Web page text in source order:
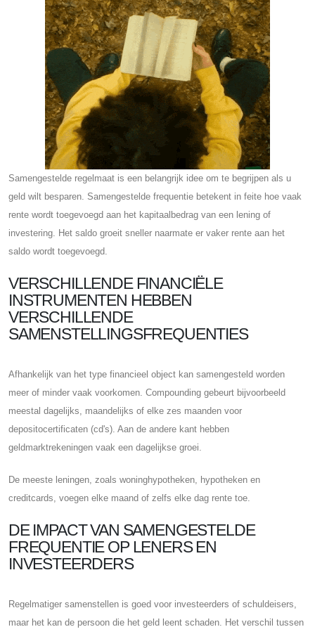
Samengestelde regelmaat is een belangrijk idee om te begrijpen als u
geld wilt besparen. Samengestelde frequentie betekent in feite hoe vaak
rente wordt toegevoegd aan het kapitaalbedrag van een lening of
investering. Het saldo groeit sneller naarmate er vaker rente aan het
saldo wordt toegevoegd.
VERSCHILLENDE FINANCIËLE
INSTRUMENTEN HEBBEN
VERSCHILLENDE
SAMENSTELLINGSFREQUENTIES
Afhankelijk van het type financieel object kan samengesteld worden
meer of minder vaak voorkomen. Compounding gebeurt bijvoorbeeld
meestal dagelijks, maandelijks of elke zes maanden voor
depositocertificaten (cd's). Aan de andere kant hebben
geldmarktrekeningen vaak een dagelijkse groei.
De meeste leningen, zoals woninghypotheken, hypotheken en
creditcards, voegen elke maand of zelfs elke dag rente toe.
DE IMPACT VAN SAMENGESTELDE
FREQUENTIE OP LENERS EN
INVESTEERDERS
Regelmatiger samenstellen is goed voor investeerders of schuldeisers,
maar het kan de persoon die het geld leent schaden. Het verschil tussen